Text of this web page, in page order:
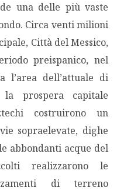
una delle più vaste
Circa venti milioni
Città del Messico,
preispanico, nel
l’area dell’attuale di
prospera capitale
costruirono un
sopraelevate, dighe
abbondanti acque del
realizzarono le
di terreno